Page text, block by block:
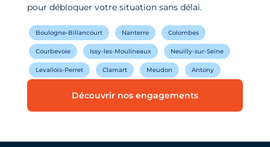
pour débloquer votre situation sans délai.
Boulogne-Billancourt Nanterre Colombes
Courbevoie Issy-les-Moulineaux Neuilly-sur-Seine
Levallois-Perret Clamart Meudon Antony
Découvrir nos engagements